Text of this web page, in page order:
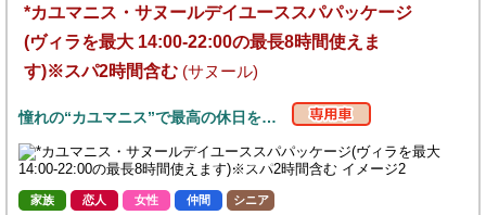
*カユマニス・サヌールデイユーススパパッケージ
(ヴィラを最大 14:00-22:00の最長8時間使えま
す)※スパ2時間含む (サヌール)
憧れの“カユマニス”で最高の休日を…
家族 恋人 女性 仲間 シニア